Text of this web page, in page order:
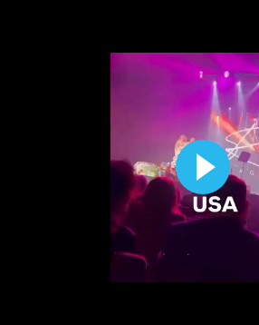
Roza Zərgərli